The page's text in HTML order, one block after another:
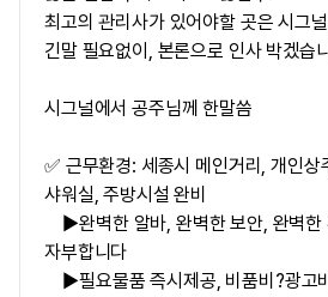
최고의 관리사가 있어야할 곳은 시그
긴말 필요없이, 본론으로 인사 박겠습
시그널에서 공주님께 한말씀
✅ 근무환경: 세종시 메인거리, 개인상
샤워실, 주방시설 완비
▶완벽한 알바, 완벽한 보안, 완벽한
자부합니다
▶필요물품 즉시제공, 비품비?광고